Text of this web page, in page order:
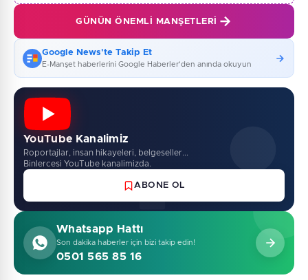
GÜNÜN ÖNEMLI MANŞETLERI
Google News'te Takip Et
E-Manşet haberlerini Google Haberler'den anında okuyun
YouTube Kanalimiz
Roportajlar, insan hikayeleri, belgeseller...
Binlercesi YouTube kanalimizda.
ABONE OL
Whatsapp Hattı
Son dakika haberler için bizi takip edin!
0501 565 85 16